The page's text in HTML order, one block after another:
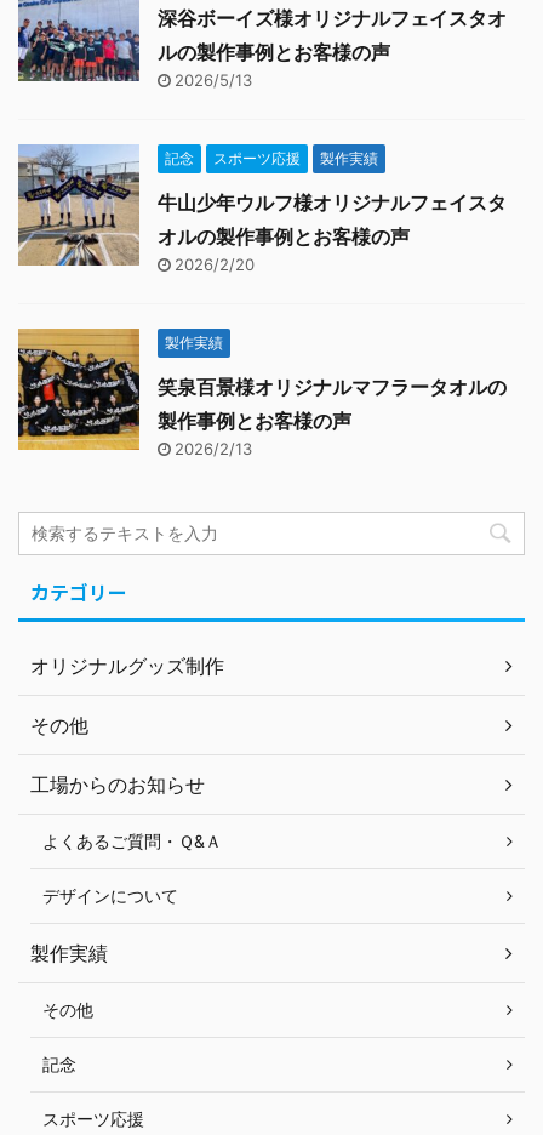
深谷ボーイズ様オリジナルフェイスタオ
ルの製作事例とお客様の声
2026/5/13
記念 スポーツ応援 製作実績
牛山少年ウルフ様オリジナルフェイスタ
オルの製作事例とお客様の声
2026/2/20
製作実績
笑泉百景様オリジナルマフラータオルの
製作事例とお客様の声
2026/2/13
カテゴリー
オリジナルグッズ制作
その他
工場からのお知らせ
よくあるご質問・Ｑ&Ａ
デザインについて
製作実績
その他
記念
スポーツ応援